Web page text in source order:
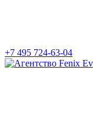
+7 495 724-63-04